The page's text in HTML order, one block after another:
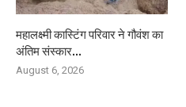
महालक्ष्मी कास्टिंग परिवार ने गौवंश का
अंतिम संस्कार...
August 6, 2026